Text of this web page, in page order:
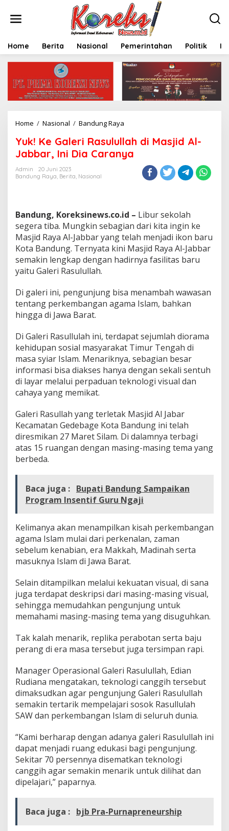
Home Berita Nasional Pemerintahan Politik
Home / Nasional / Bandung Raya
k
!
K
r
i
R
a
s
u
l
l
a
i
M
a
s
j
i
-
J
a
b
I
n
i
a
C
a
r
n
y
a
Yuk! Ke Galeri Rasulullah di Masjid Al-
Jabbar, Ini Dia Caranya
Admin
20 Juni 2023
Bandung Raya, Berita, Nasional
Bandung, Koreksinews.co.id – Libur sekolah
segera tiba. Mungkin sebagian dari kita ingin ke
Masjid Raya Al-Jabbar yang telah menjadi ikon baru
Kota Bandung. Ternyata kini Masjid Raya Al-Jabbar
semakin lengkap dengan hadirnya fasilitas baru
yaitu Galeri Rasulullah.
Di galeri ini, pengunjung bisa menambah wawasan
tentang perkembangan agama Islam, bahkan
hingga di Jawa Barat.
Di Galeri Rasullulah ini, terdapat sejumlah diorama
kehidupan sosial masyarakat Timur Tengah di
masa syiar Islam. Menariknya, sebagian besar
informasi bisa diakses hanya dengan sekali sentuh
di layar melalui perpaduan teknologi visual dan
cahaya yang memikat.
Galeri Rasullah yang terletak Masjid Al Jabar
Kecamatan Gedebage Kota Bandung ini telah
diresmikan 27 Maret Silam. Di dalamnya terbagi
atas 15 ruangan dengan masing-masing tema yang
berbeda.
Baca juga : Bupati Bandung Sampaikan
Program Insentif Guru Ngaji
Kelimanya akan menampilkan kisah perkembangan
agama Islam mulai dari perkenalan, zaman
sebelum kenabian, era Makkah, Madinah serta
masuknya Islam di Jawa Barat.
Selain ditampilkan melalui kekuatan visual, di sana
juga terdapat deskripsi dari masing-masing visual,
sehingga memudahkan pengunjung untuk
memahami masing-masing tema yang disuguhkan.
Tak kalah menarik, replika perabotan serta baju
perang di era masa tersebut juga tersimpan rapi.
Manager Operasional Galeri Rasulullah, Edian
Rudiana mengatakan, teknologi canggih tersebut
dimaksudkan agar pengunjung Galeri Rasulullah
semakin tertarik mempelajari sosok Rasullulah
SAW dan perkembangan Islam di seluruh dunia.
“Kami berharap dengan adanya galeri Rasulullah ini
dapat menjadi ruang edukasi bagi pengunjung.
Sekitar 70 persennya disematkan teknologi
canggih agar semakin menarik untuk dilihat dan
dipelajari,” paparnya.
Baca juga : bjb Pra-Purnapreneurship